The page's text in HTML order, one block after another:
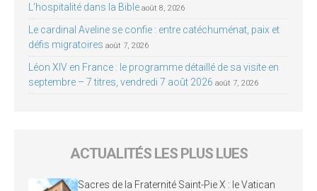
L’hospitalité dans la Bible août 8, 2026
Le cardinal Aveline se confie : entre catéchuménat, paix et
défis migratoires août 7, 2026
Léon XIV en France : le programme détaillé de sa visite en
septembre – 7 titres, vendredi 7 août 2026 août 7, 2026
ACTUALITÉS LES PLUS LUES
Sacres de la Fraternité Saint-Pie X : le Vatican